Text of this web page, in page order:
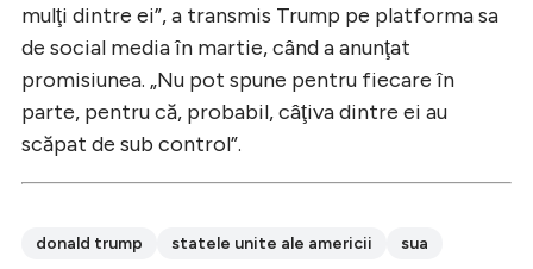
mulţi dintre ei”, a transmis Trump pe platforma sa
de social media în martie, când a anunţat
promisiunea. „Nu pot spune pentru fiecare în
parte, pentru că, probabil, câţiva dintre ei au
scăpat de sub control”.
donald trump statele unite ale americii sua